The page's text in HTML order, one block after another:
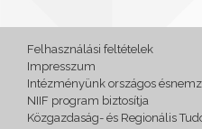
Felhasználási feltételek
Impresszum
Intézményünk országos
NIIF program biztosítja
Közgazdaság- és Regionális